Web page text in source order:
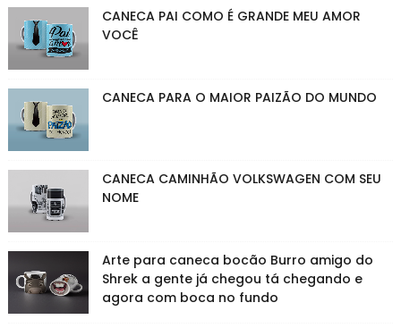
CANECA PAI COMO É GRANDE MEU AMOR
VOCÊ
CANECA PARA O MAIOR PAIZÃO DO MUNDO
CANECA CAMINHÃO VOLKSWAGEN COM SEU
NOME
Arte para caneca bocão Burro amigo do
Shrek a gente já chegou tá chegando e
agora com boca no fundo